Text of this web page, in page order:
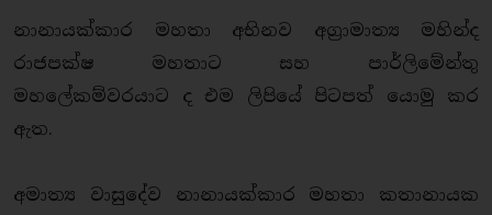
නානායක්කාර මහතා අභිනව අග්‍රාමාත්‍ය මහින්ද
රාජපක්ෂ මහතාට සහ පාර්ලිමේන්තු
මහලේකම්වරයාට ද එම ලිපියේ පිටපත් යොමු කර
ඇත.
අමාත්‍ය වාසුදේව නානායක්කාර මහතා කතානායක